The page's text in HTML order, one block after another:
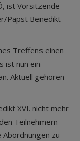
ist Vorsitzende
Papst Benedikt
Treffens einen
ist nun ein
Aktuell gehören
XVI. nicht mehr
Teilnehmern
zu